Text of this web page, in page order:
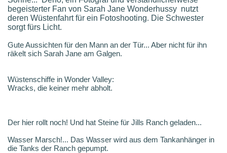
begeisterter Fan von Sarah Jane Wonderhussy nutzt
deren Wüstenfahrt für ein Fotoshooting. Die Schwester
sorgt fürs Licht.
Gute Aussichten für den Mann an der Tür... Aber nicht für ihn
räkelt sich Sarah Jane am Galgen.
Wüstenschiffe in Wonder Valley:
Wracks, die keiner mehr abholt.
Der hier rollt noch! Und hat Steine für Jills Ranch geladen...
Wasser Marsch!... Das Wasser wird aus dem Tankanhänger in
die Tanks der Ranch gepumpt.